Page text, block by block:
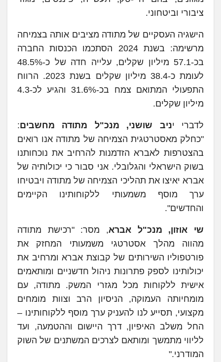
ציבורי וביטחוני.
הישגיה העסקיים של מתודה מציבים אותה בצמיחה
מרשימה: בשנת 2024 הסתכמו הכנסות החברה
בכ-57.1 מיליון שקלים, עלייה חדה של כ-48.5%
לעומת כ-38.4 מיליון שקלים בשנת 2023. הרווח
התפעולי המתואם צמח בכ-31.6% והגיע לכ-4.3
מיליון שקלים.
לדברי יניב שושני, מנכ"ל מתודה מחשבים:
"כחלק מאסטרטגית הצמיחה של מתודה אנו רואים
בהצטרפות לאברא הזדמנות להרחיב את נוכחותנו
בשוק הישראלי והגלובלי. אני סבור כי יכולותיה של
אברא יאיצו את תהליכי הצמיחה של מתודה ויבטיחו
ערך מוסף משמעותי ללקוחותינו הקיימים
והחדשים".
שי אוזון, מנכ"ל אברא, מסר: "רכישת מתודה
מהווה מהלך אסטרטגי משמעותי המחזק את
פורטפוליו השירותים של קבוצת אברא ומרחיב את
יכולותינו לספק פתרונות ניהול חדשניים ומותאמים
אישית ללקוחות מכל מגזרי המשק. מתודה, עם
מומחיותה העמוקה, הניסיון הרב וצוות מומחים
מקצועי, תסייע לנו להעניק ערך מוסף ללקוחותינו –
החל משלב האיפיון, דרך היישום וההטמעה, ועד
לליווי מתמשך ומותאם לצרכים המשתנים של השוק
המודרני."